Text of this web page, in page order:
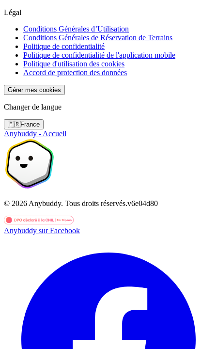
Légal
Conditions Générales d’Utilisation
Conditions Générales de Réservation de Terrains
Politique de confidentialité
Politique de confidentialité de l'application mobile
Politique d'utilisation des cookies
Accord de protection des données
Gérer mes cookies
Changer de langue
🇫🇷France
Anybuddy - Accueil
© 2026 Anybuddy. Tous droits réservés.v6e04d80
Anybuddy sur Facebook